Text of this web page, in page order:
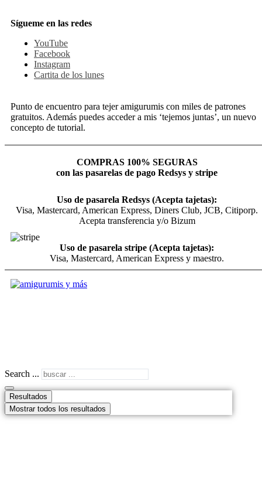
Sígueme en las redes
YouTube
Facebook
Instagram
Cartita de los lunes
Punto de encuentro para tejer amigurumis con miles de patrones
gratuitos. Además puedes acceder a mis ‘tejemos juntas’, un nuevo
concepto de tutorial.
COMPRAS 100% SEGURAS
con las pasarelas de pago Redsys y stripe
Uso de pasarela Redsys (Acepta tajetas):
Visa, Mastercard, American Express, Diners Club, JCB, Citiporp.
Acepta transferencia y/o Bizum
Uso de pasarela stripe (Acepta tajetas):
Visa, Mastercard, American Express y maestro.
Search ...
Resultados
Mostrar todos los resultados